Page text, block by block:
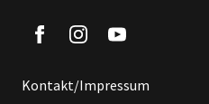
Kontakt/Impressum